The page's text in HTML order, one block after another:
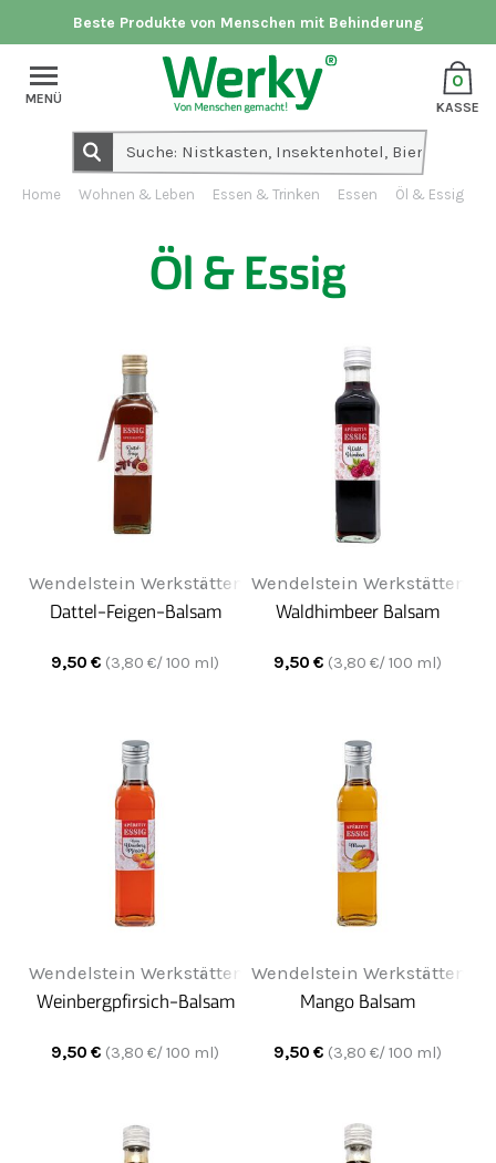
Beste Produkte von Menschen mit Behinderung
0
KASSE
MENÜ
Home Wohnen & Leben Essen & Trinken Essen Öl & Essig
Öl & Essig
Wendelstein Werkstätten
Dattel-Feigen-Balsam
9,50 € (3,80 €/ 100 ml)
Wendelstein Werkstätten
Waldhimbeer Balsam
9,50 € (3,80 €/ 100 ml)
Wendelstein Werkstätten
Weinbergpfirsich-Balsam
9,50 € (3,80 €/ 100 ml)
Wendelstein Werkstätten
Mango Balsam
9,50 € (3,80 €/ 100 ml)